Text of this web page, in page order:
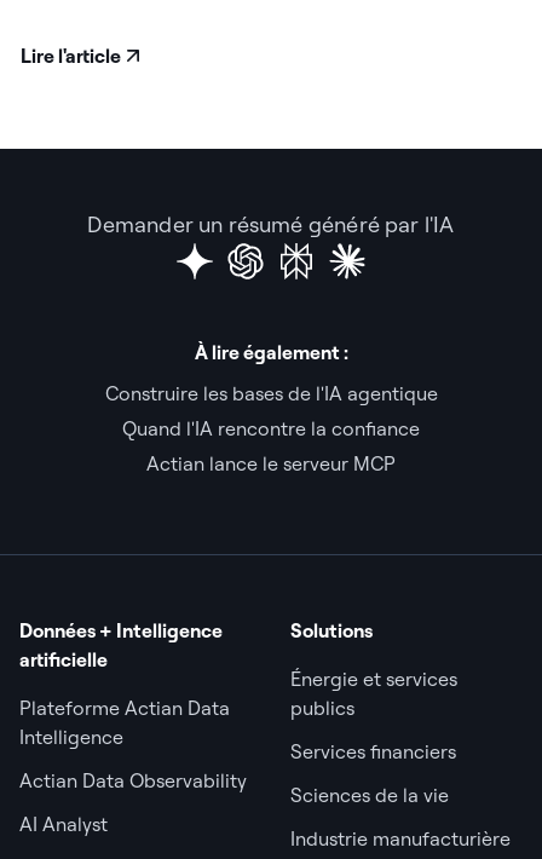
Lire l'article
Demander un résumé généré par l'IA
À lire également :
Construire les bases de l'IA agentique
Quand l'IA rencontre la confiance
Actian lance le serveur MCP
Données + Intelligence
artificielle
Plateforme Actian Data
Intelligence
Actian Data Observability
AI Analyst
Solutions
Énergie et services
publics
Services financiers
Sciences de la vie
Industrie manufacturière